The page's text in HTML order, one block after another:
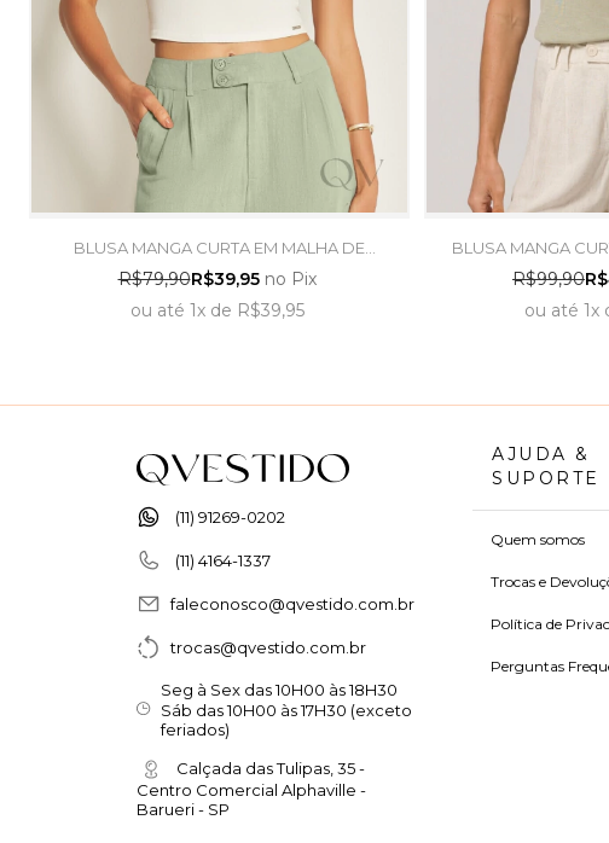
BLUSA MANGA CURTA EM MALHA DE
ALGODÃO BRANCO - DOCE TRAMA
R$79,90R$39,95 no Pix
ou até 1xde R$39,95
BLUSA MANGA
FLAMÊ VERDE
R$99,90
ou até 1x
(11) 91269-0202
(11) 4164-1337
faleconosco@qvestido.com.br
trocas@qvestido.com.br
Seg à Sex das 10H00 às 18H30
Sáb das 10H00 às 17H30 (exceto
feriados)
Calçada das Tulipas, 35 -
Centro Comercial Alphaville -
Barueri - SP
AJUDA &
SUPORTE
Quem somos
Trocas e
Política de
Perguntas